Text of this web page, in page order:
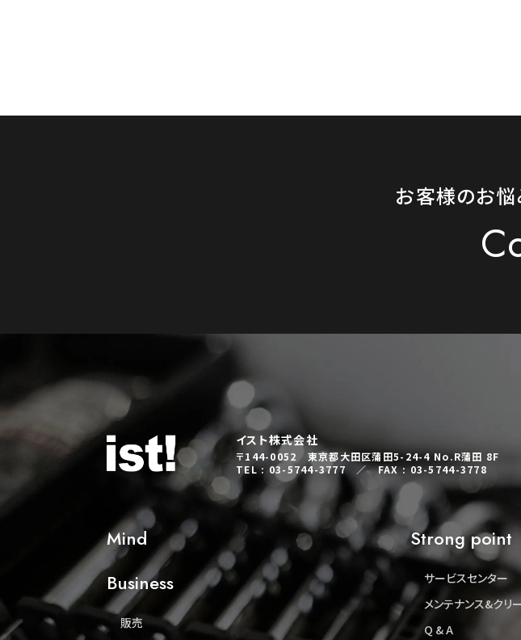
お客様のお
イスト株式会社
〒144-0052 東京都大田区蒲田5-24-4 No.R蒲田 8F
TEL : 03-5744-3777 ／ FAX : 03-5744-3778
Mind
Business
販売
Strong point
サービスセンター
メンテナンス&クリ
Q & A